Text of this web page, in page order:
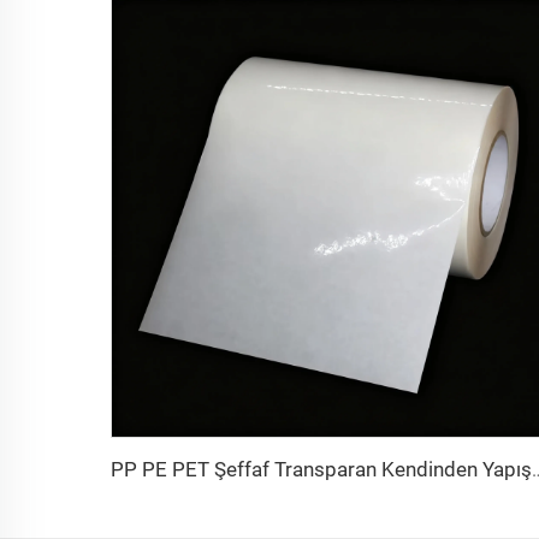
PP PE PET Şeffaf Transparan